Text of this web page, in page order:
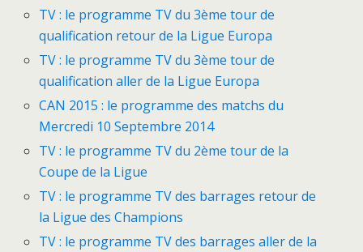
TV : le programme TV du 3ème tour de
qualification retour de la Ligue Europa
TV : le programme TV du 3ème tour de
qualification aller de la Ligue Europa
CAN 2015 : le programme des matchs du
Mercredi 10 Septembre 2014
TV : le programme TV du 2ème tour de la
Coupe de la Ligue
TV : le programme TV des barrages retour de
la Ligue des Champions
TV : le programme TV des barrages aller de la